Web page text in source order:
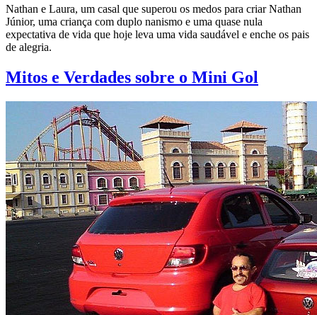
Nathan e Laura, um casal que superou os medos para criar Nathan
Júnior, uma criança com duplo nanismo e uma quase nula
expectativa de vida que hoje leva uma vida saudável e enche os pais
de alegria.
Mitos e Verdades sobre o Mini Gol